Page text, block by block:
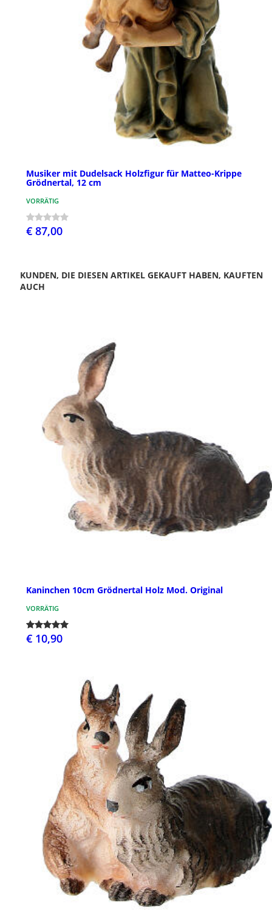
Musiker mit Dudelsack Holzfigur für Matteo-Krippe
Grödnertal, 12 cm
VORRÄTIG
€ 87,00
KUNDEN, DIE DIESEN ARTIKEL GEKAUFT HABEN, KAUFTEN
AUCH
Kaninchen 10cm Grödnertal Holz Mod. Original
VORRÄTIG
€ 10,90